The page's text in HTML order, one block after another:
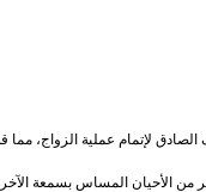
لإتمام عملية الزواج،
الأحيان المساس بسمعة